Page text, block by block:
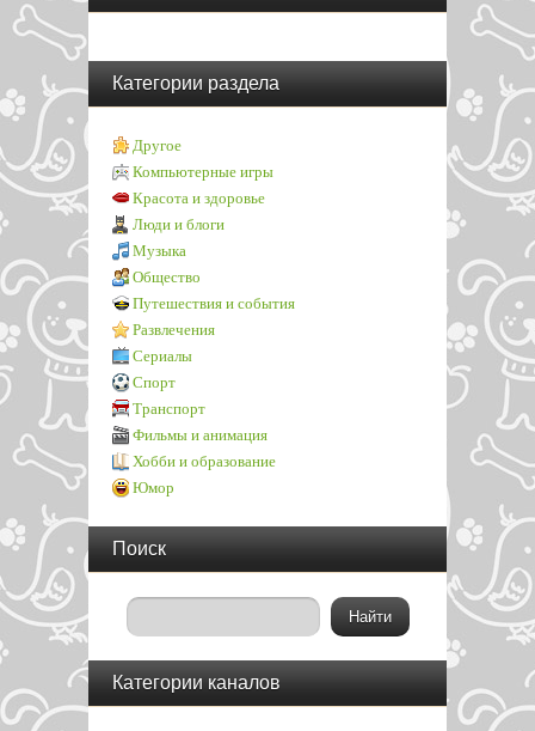
Категории раздела
Другое
Компьютерные игры
Красота и здоровье
Люди и блоги
Музыка
Общество
Путешествия и события
Развлечения
Сериалы
Спорт
Транспорт
Фильмы и анимация
Хобби и образование
Юмор
Поиск
Категории каналов